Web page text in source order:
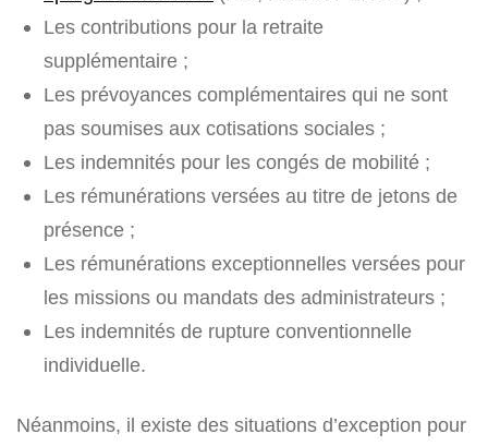
Les contributions pour la retraite
supplémentaire ;
Les prévoyances complémentaires qui ne sont
pas soumises aux cotisations sociales ;
Les indemnités pour les congés de mobilité ;
Les rémunérations versées au titre de jetons de
présence ;
Les rémunérations exceptionnelles versées pour
les missions ou mandats des administrateurs ;
Les indemnités de rupture conventionnelle
individuelle.
Néanmoins, il existe des situations d’exception pour